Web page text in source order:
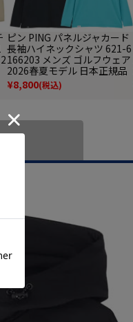
ピン PING パネルジャカード
長袖ハイネックシャツ 621-6
166203 メンズ ゴルフウェア
2026春夏モデル 日本正規品
¥8,800(税込)